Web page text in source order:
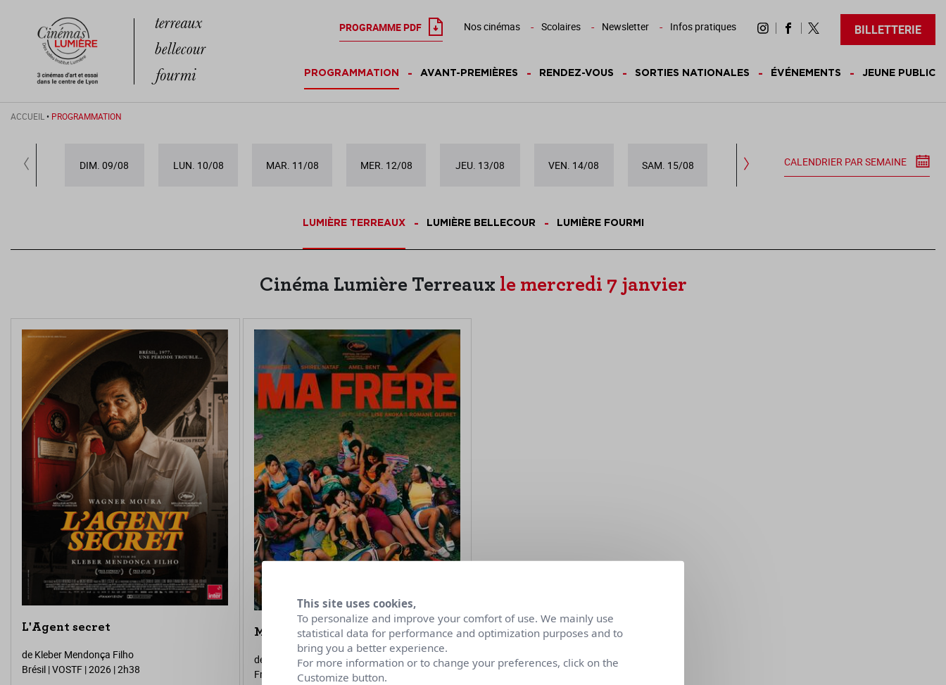
PROGRAMME PDF Nos cinémas Scolaires Newsletter Infos pratiques BILLETTERIE
PROGRAMMATION AVANT-PREMIÈRES RENDEZ-VOUS SORTIES NATIONALES ÉVÉNEMENTS JEUNE PUBLIC
ACCUEIL • PROGRAMMATION
DIM. 09/08 LUN. 10/08 MAR. 11/08 MER. 12/08 JEU. 13/08 VEN. 14/08 SAM. 15/08 DIM. 16/08 LUN. 17/08
CALENDRIER PAR SEMAINE
LUMIÈRE TERREAUX LUMIÈRE BELLECOUR LUMIÈRE FOURMI
Cinéma Lumière Terreaux le mercredi 7 janvier
L'Agent secret
de Kleber Mendonça Filho
Brésil | VOSTF | 2026 | 2h38
Ma frère
de Lise Akoka & Romane Gueret
France | 2026 | 1h52
This site uses cookies,
To personalize and improve your comfort of use. We mainly use
statistical data for performance and optimization purposes and to
bring you a better experience.
For more information or to change your preferences, click on the
Customize button.